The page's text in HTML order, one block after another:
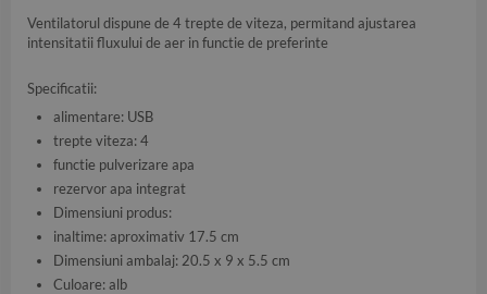
Ventilatorul dispune de 4 trepte de viteza, permitand ajustarea
intensitatii fluxului de aer in functie de preferinte
Specificatii:
alimentare: USB
trepte viteza: 4
functie pulverizare apa
rezervor apa integrat
Dimensiuni produs:
inaltime: aproximativ 17.5 cm
Dimensiuni ambalaj: 20.5 x 9 x 5.5 cm
Culoare: alb